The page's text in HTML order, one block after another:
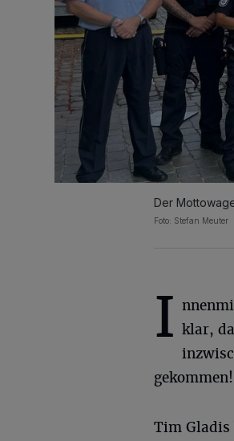
Der
Foto: Stefan Meuter
I klar,
Tim Gladis